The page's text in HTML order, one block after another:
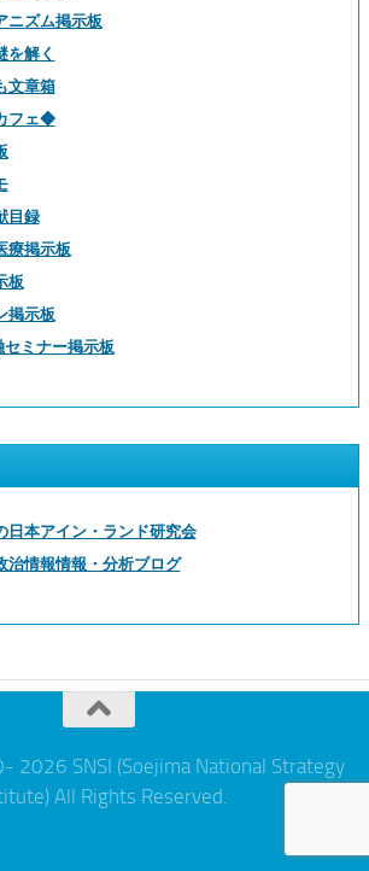
ニズム掲示板
を解く
文章箱
フェ◆
目録
療掲示板
板
掲示板
セミナー掲示板
日本アイン・ランド研究会
治情報情報・分析ブログ
2026 SNSI (Soejima National Strategy
All Rights Reserved.